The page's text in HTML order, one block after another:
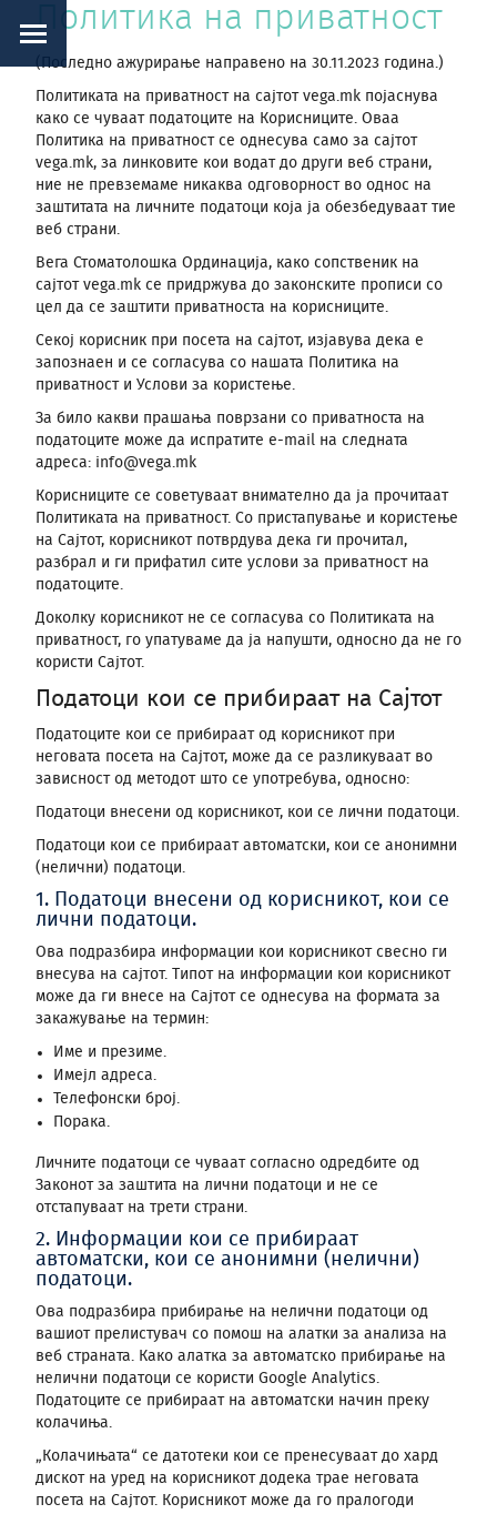
Политика на приватност
(Последно ажурирање направено на 30.11.2023 година.)
Политиката на приватност на сајтот vega.mk појаснува
како се чуваат податоците на Корисниците. Оваа
Политика на приватност се однесува само за сајтот
vega.mk, за линковите кои водат до други веб страни,
ние не превземаме никаква одговорност во однос на
заштитата на личните податоци која ја обезбедуваат тие
веб страни.
Вега Стоматолошка Ординација, како сопственик на
сајтот vega.mk се придржува до законските прописи со
цел да се заштити приватноста на корисниците.
Секој корисник при посета на сајтот, изјавува дека е
запознаен и се согласува со нашата Политика на
приватност и Услови за користење.
За било какви прашања поврзани со приватноста на
податоците може да испратите e-mail на следната
адреса: info@vega.mk
Корисниците се советуваат внимателно да ја прочитаат
Политиката на приватност. Со пристапување и користење
на Сајтот, корисникот потврдува дека ги прочитал,
разбрал и ги прифатил сите услови за приватност на
податоците.
Доколку корисникот не се согласува со Политиката на
приватност, го упатуваме да ја напушти, односно да не го
користи Сајтот.
Податоци кои се прибираат на Сајтот
Податоците кои се прибираат од корисникот при
неговата посета на Сајтот, може да се разликуваат во
зависност од методот што се употребува, односно:
Податоци внесени од корисникот, кои се лични податоци.
Податоци кои се прибираат автоматски, кои се анонимни
(нелични) податоци.
1. Податоци внесени од корисникот, кои се
лични податоци.
Ова подразбира информации кои корисникот свесно ги
внесува на сајтот. Типот на информации кои корисникот
може да ги внесе на Сајтот се однесува на формата за
закажување на термин:
Име и презиме.
Имејл адреса.
Телефонски број.
Порака.
Личните податоци се чуваат согласно одредбите од
Законот за заштита на лични податоци и не се
отстапуваат на трети страни.
2. Информации кои се прибираат
автоматски, кои се анонимни (нелични)
податоци.
Ова подразбира прибирање на нелични податоци од
вашиот прелистувач со помош на алатки за анализа на
веб страната. Како алатка за автоматско прибирање на
нелични податоци се користи Google Analytics.
Податоците се прибираат на автоматски начин преку
колачиња.
„Колачињата“ се датотеки кои се пренесуваат до хард
дискот на уред на корисникот додека трае неговата
посета на Сајтот. Корисникот може да го пралогоди